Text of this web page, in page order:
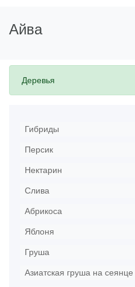
Деревья
Гибриды
Персик
Нектарин
Слива
Абрикоса
Яблоня
Груша
Азиатская груша на сеянце
Айва